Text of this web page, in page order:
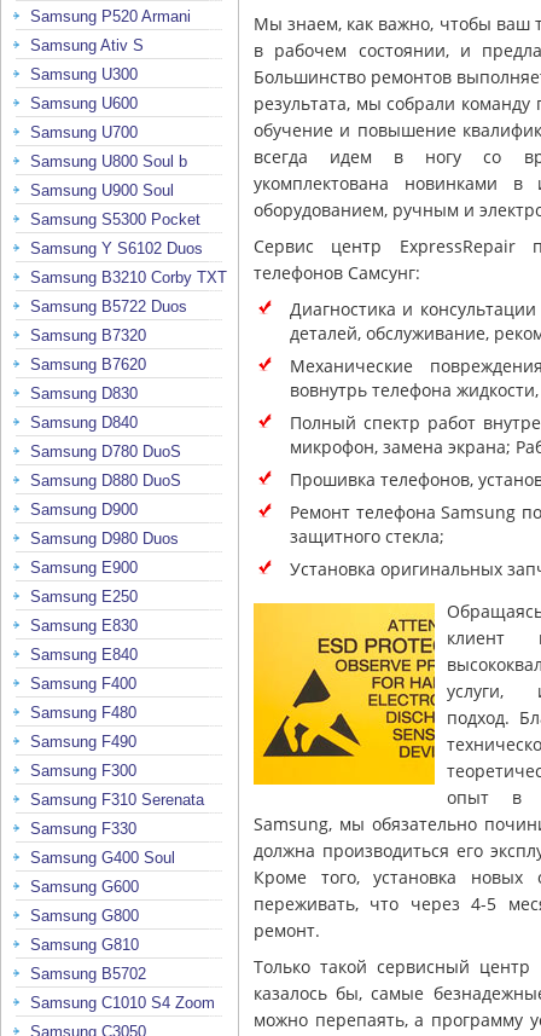
Samsung P520 Armani
Samsung Ativ S
Samsung U300
Samsung U600
Samsung U700
Samsung U800 Soul b
Samsung U900 Soul
Samsung S5300 Pocket
Samsung Y S6102 Duos
Samsung B3210 Corby TXT
Samsung B5722 Duos
Samsung B7320
Samsung B7620
Samsung D830
Samsung D840
Samsung D780 DuoS
Samsung D880 DuoS
Samsung D900
Samsung D980 Duos
Samsung E900
Samsung E250
Samsung E830
Samsung E840
Samsung F400
Samsung F480
Samsung F490
Samsung F300
Samsung F310 Serenata
Samsung F330
Samsung G400 Soul
Samsung G600
Samsung G800
Samsung G810
Samsung B5702
Samsung C1010 S4 Zoom
Samsung C3050
Мы знаем, как важно, чтобы ваш
в рабочем состоянии, и
Большинство ремонтов
результата, мы собрали
обучение и повышение
всегда идем в ногу со
укомплектована новинками в
оборудованием, ручным и
Сервис центр ExpressRepair
телефонов Самсунг:
Диагностика и
деталей, обслуживание,
Механические
вовнутрь телефона
Полный спектр работ
микрофон, замена экрана;
Прошивка телефонов,
Ремонт телефона Samsung
защитного стекла;
Установка оригинальных
клиент
услуги,
подход.
опыт в
Samsung, мы обязательно
должна производиться его
Кроме того, установка новых
переживать, что через 4-5
ремонт.
Только такой сервисный
казалось бы, самые
можно перепаять, а программу